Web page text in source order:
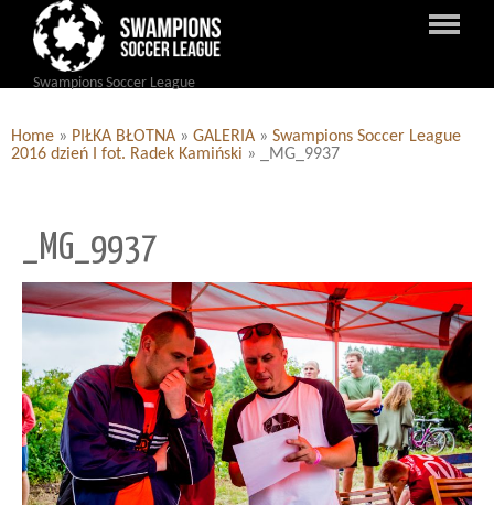
Swampions Soccer League
Home » PIŁKA BŁOTNA » GALERIA » Swampions Soccer League
2016 dzień I fot. Radek Kamiński » _MG_9937
_MG_9937